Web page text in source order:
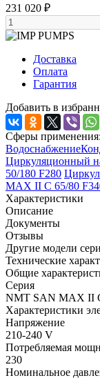
231 020 ₽
Доставка
Оплата
Гарантия
Добавить в
Сферы применения:
Водоснабжение
Циркуляционный
50/180 F280
MAX II C 65/80
Характеристики
Описание
Документы
Отзывы
Другие модели
Технические
Общие
Серия
NMT SAN MAX II
Характеристики
Напряжение
210-240 V
Потребляемая
230
Номинальное